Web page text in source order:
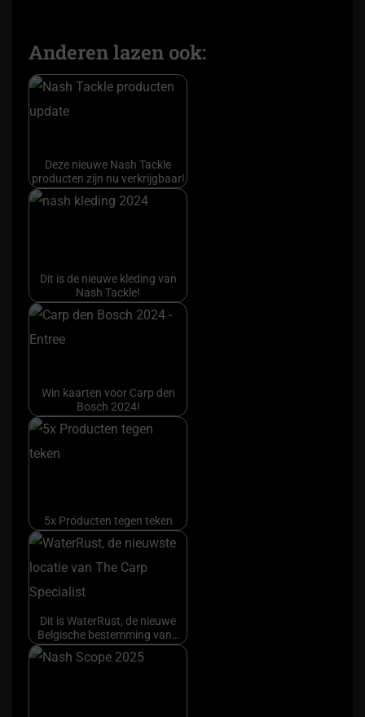
Anderen lazen ook:
Deze nieuwe Nash Tackle
producten zijn nu verkrijgbaar!
Dit is de nieuwe kleding van
Nash Tackle!
Win kaarten voor Carp den
Bosch 2024!
5x Producten tegen teken
Dit is WaterRust, de nieuwe
Belgische bestemming van…